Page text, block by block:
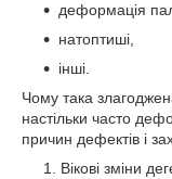
деформація
натоптиші,
інші.
Чому така
настільки часто
причин дефектів і
Вікові зміни